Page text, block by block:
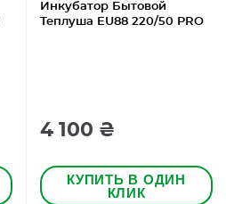
Инкубатор Бытовой
Теплуша EU88 220/50 PRO
4 100 ₴
КУПИТЬ В ОДИН
КЛИК